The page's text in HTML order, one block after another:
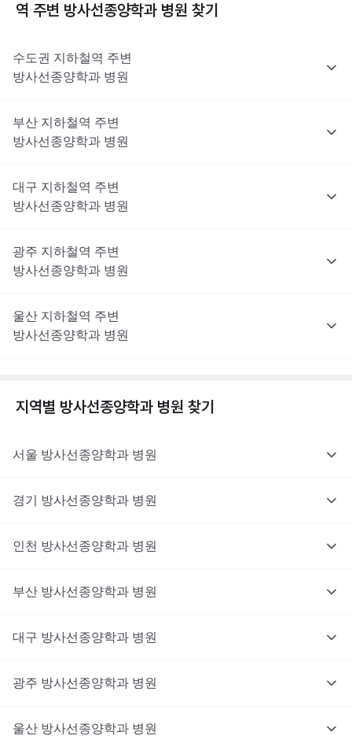
역 주변 방사선종양학과 병원 찾기
수도권 지하철역 주변
방사선종양학과 병원
부산 지하철역 주변
방사선종양학과 병원
대구 지하철역 주변
방사선종양학과 병원
광주 지하철역 주변
방사선종양학과 병원
울산 지하철역 주변
방사선종양학과 병원
지역별 방사선종양학과 병원 찾기
서울 방사선종양학과 병원
경기 방사선종양학과 병원
인천 방사선종양학과 병원
부산 방사선종양학과 병원
대구 방사선종양학과 병원
광주 방사선종양학과 병원
울산 방사선종양학과 병원